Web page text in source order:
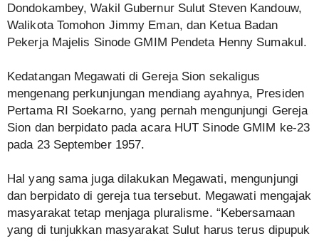
Dondokambey, Wakil Gubernur Sulut Steven Kandouw,
Walikota Tomohon Jimmy Eman, dan Ketua Badan
Pekerja Majelis Sinode GMIM Pendeta Henny Sumakul.
Kedatangan Megawati di Gereja Sion sekaligus
mengenang perkunjungan mendiang ayahnya, Presiden
Pertama RI Soekarno, yang pernah mengunjungi Gereja
Sion dan berpidato pada acara HUT Sinode GMIM ke-23
pada 23 September 1957.
Hal yang sama juga dilakukan Megawati, mengunjungi
dan berpidato di gereja tua tersebut. Megawati mengajak
masyarakat tetap menjaga pluralisme. “Kebersamaan
yang di tunjukkan masyarakat Sulut harus terus dipupuk